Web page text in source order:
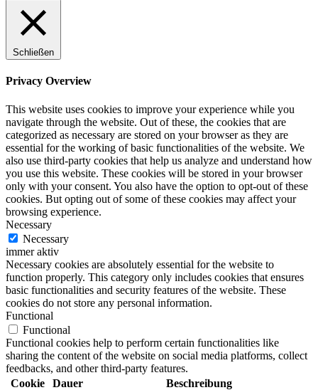
Schließen
Privacy Overview
This website uses cookies to improve your experience while you
navigate through the website. Out of these, the cookies that are
categorized as necessary are stored on your browser as they are
essential for the working of basic functionalities of the website. We
also use third-party cookies that help us analyze and understand how
you use this website. These cookies will be stored in your browser
only with your consent. You also have the option to opt-out of these
cookies. But opting out of some of these cookies may affect your
browsing experience.
Necessary
Necessary
immer aktiv
Necessary cookies are absolutely essential for the website to
function properly. This category only includes cookies that ensures
basic functionalities and security features of the website. These
cookies do not store any personal information.
Functional
Functional
Functional cookies help to perform certain functionalities like
sharing the content of the website on social media platforms, collect
feedbacks, and other third-party features.
Cookie
Dauer
Beschreibung